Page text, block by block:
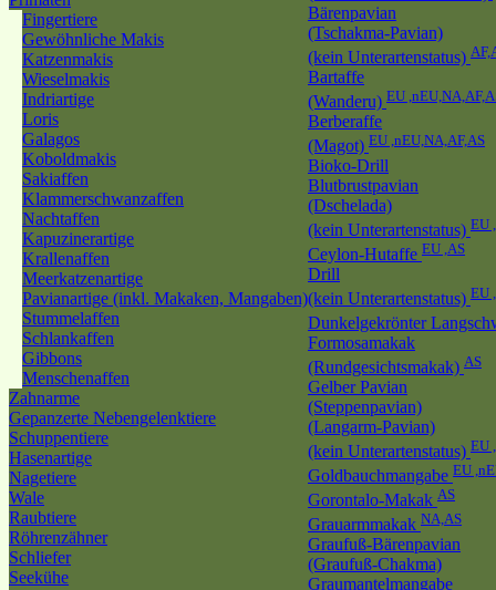
Fingertiere
Gewöhnliche Makis
Katzenmakis
Wieselmakis
Indriartige
Loris
Galagos
Koboldmakis
Sakiaffen
Klammerschwanzaffen
Nachtaffen
Kapuzinerartige
Krallenaffen
Meerkatzenartige
Pavianartige (inkl. Makaken, Mangaben)
Stummelaffen
Schlankaffen
Gibbons
Menschenaffen
Zahnarme
Gepanzerte Nebengelenktiere
Schuppentiere
Hasenartige
Nagetiere
Wale
Raubtiere
Röhrenzähner
Schliefer
Seekühe
Bärenpavian
(Tschakma-Pavian)
(kein Unterartenstatus)
Bartaffe
(Wanderu) EU
Berberaffe
(Magot) EU ,nEU,NA,AF,AS
Bioko-Drill
Blutbrustpavian
(Dschelada)
(kein Unterartenstatus) EU
Ceylon-Hutaffe EU ,AS
Drill
(kein Unterartenstatus) EU
Dunkelgekrönter
Formosamakak
(Rundgesichtsmakak) AS
Gelber Pavian
(Steppenpavian)
(Langarm-Pavian)
(kein Unterartenstatus) EU
Goldbauchmangabe EU
Gorontalo-Makak AS
Grauarmmakak NA,AS
Graufuß-Bärenpavian
(Graufuß-Chakma)
Graumantelmangabe